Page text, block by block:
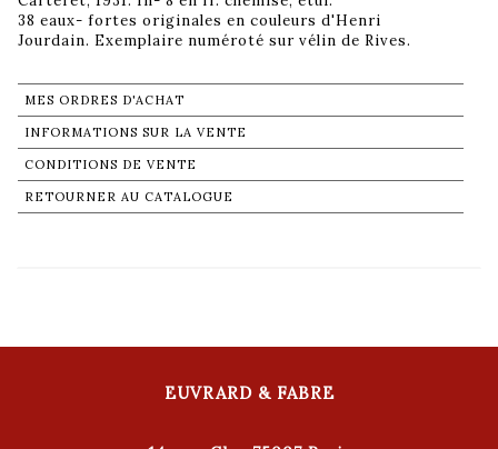
38 eaux- fortes originales en couleurs d'Henri
Jourdain. Exemplaire numéroté sur vélin de Rives.
MES ORDRES D'ACHAT
INFORMATIONS SUR LA VENTE
CONDITIONS DE VENTE
RETOURNER AU CATALOGUE
EUVRARD & FABRE